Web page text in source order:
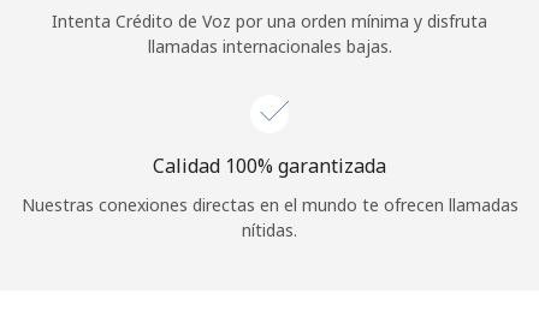
Intenta Crédito de Voz por una orden mínima y disfruta
llamadas internacionales bajas.
Calidad 100% garantizada
Nuestras conexiones directas en el mundo te ofrecen llamadas
nítidas.